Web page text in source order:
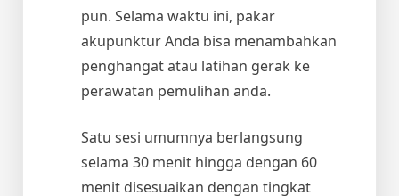
pun. Selama waktu ini, pakar
akupunktur Anda bisa menambahkan
penghangat atau latihan gerak ke
perawatan pemulihan anda.
Satu sesi umumnya berlangsung
selama 30 menit hingga dengan 60
menit disesuaikan dengan tingkat